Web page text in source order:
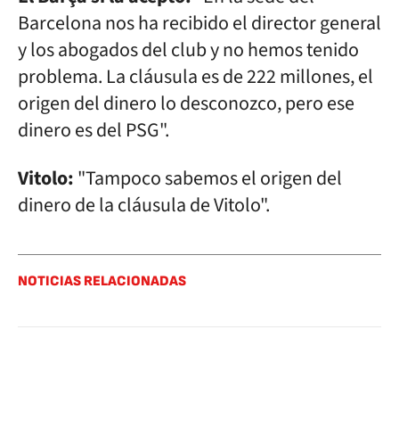
Barcelona nos ha recibido el director general
y los abogados del club y no hemos tenido
problema. La cláusula es de 222 millones, el
origen del dinero lo desconozco, pero ese
dinero es del PSG".
Vitolo:"Tampoco sabemos el origen del
dinero de la cláusula de Vitolo".
NOTICIAS RELACIONADAS